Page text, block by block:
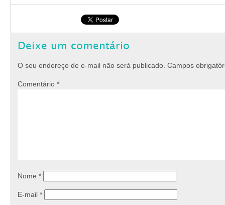
Deixe um comentário
O seu endereço de e-mail não será publicado. Campos
Comentário *
Nome *
E-mail *